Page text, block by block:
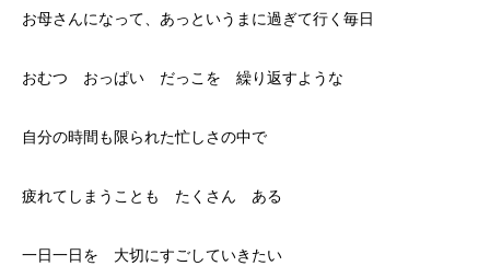
お母さんになって、あっというまに過ぎて行く毎日
おむつ おっぱい だっこを 繰り返すような
自分の時間も限られた忙しさの中で
疲れてしまうことも たくさん ある
一日一日を 大切にすごしていきたい